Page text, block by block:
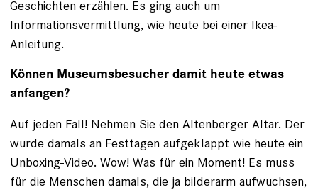
Geschichten erzählen. Es ging auch um
Informationsvermittlung, wie heute bei einer Ikea-
Anleitung.
Können Museumsbesucher damit heute etwas
anfangen?
Auf jeden Fall! Nehmen Sie den Altenberger Altar. Der
wurde damals an Festtagen aufgeklappt wie heute ein
Unboxing-Video. Wow! Was für ein Moment! Es muss
für die Menschen damals, die ja bilderarm aufwuchsen,